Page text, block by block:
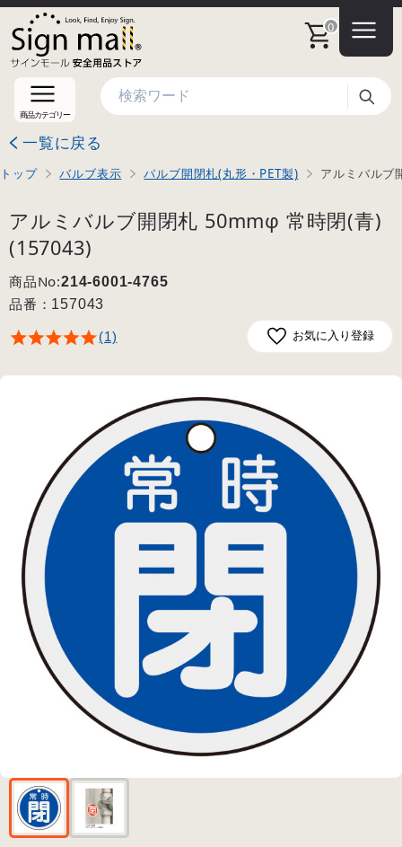
0
商品カテゴリー
検索
一覧に戻る
トップ バルブ表示 バルブ開閉札(丸形・PET製) アルミバル
アルミバルブ開閉札 50mmφ 常時閉(青)
(157043)
商品No:214-6001-4765
品番： 157043
(1) お気に入り登録